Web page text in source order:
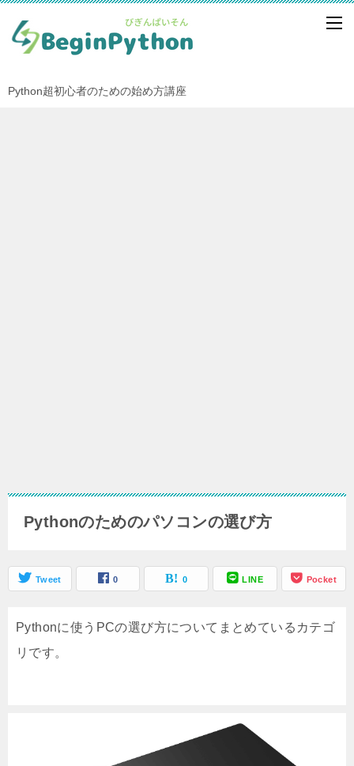
Python超初心者のための始め方講座
Pythonのためのパソコンの選び方
Tweet 0 0 LINE Pocket
Pythonに使うPCの選び方についてまとめているカテゴ
リです。